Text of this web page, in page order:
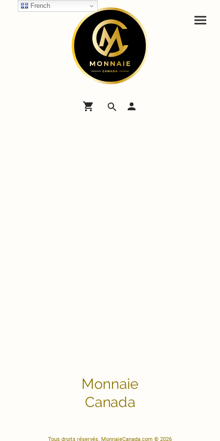
Monnaie
Canada
Tous droits réservés. MonnaieCanada.com © 2026
French